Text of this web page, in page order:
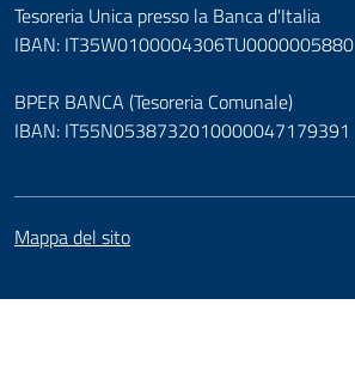
Tesoreria Unica presso la Banca d'Italia
IBAN: IT35W0100004306TU0000005880
BPER BANCA (Tesoreria Comunale)
IBAN: IT55N0538732010000047179391
Mappa del sito